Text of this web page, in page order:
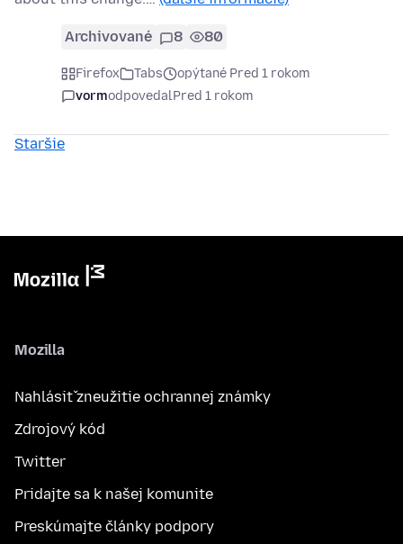
Archivované 8 80
Firefox Tabs
opýtané Pred 1 rokom
vormodpovedalPred 1 rokom
Staršie
Mozilla
Nahlásiť zneužitie ochrannej známky
Zdrojový kód
Twitter
Pridajte sa k našej komunite
Preskúmajte články podpory